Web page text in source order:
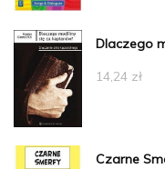
Dlaczego
14,24 zł
Czarne